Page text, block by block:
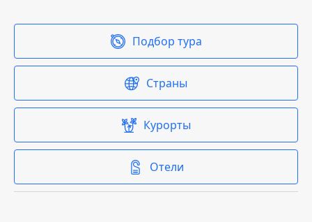
Подбор тура
Страны
Курорты
Отели